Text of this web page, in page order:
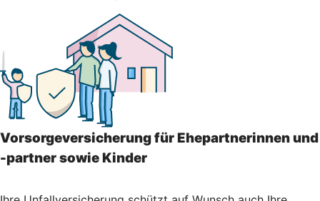
Vorsorgeversicherung für Ehepartnerinnen und
-partner sowie Kinder